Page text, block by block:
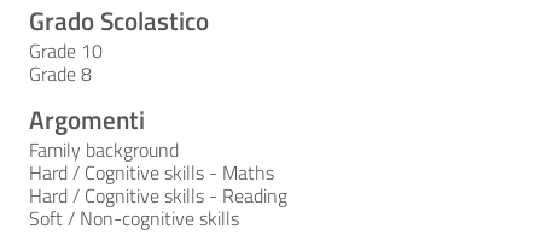
Grado Scolastico
Grade 10
Grade 8
Argomenti
Family background
Hard / Cognitive skills - Maths
Hard / Cognitive skills - Reading
Soft / Non-cognitive skills